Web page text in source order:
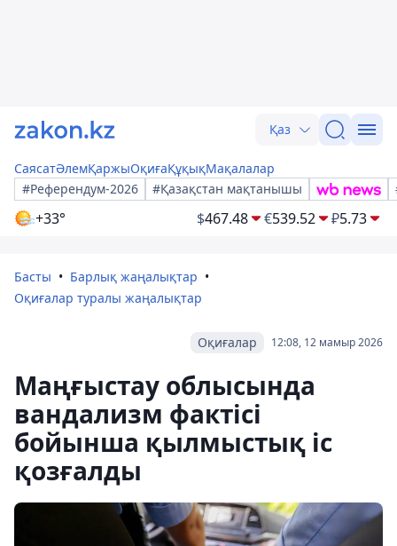
Қаз
СаясатӘлемҚаржыОқиғаҚұқықМақалалар
#Референдум-2026
#Қазақстан мақтанышы
+33° $467.48 €539.52 ₽5.73
Басты
Барлық жаңалықтар
Оқиғалар туралы жаңалықтар
12:08, 12 мамыр 2026
Оқиғалар
Маңғыстау облысында
вандализм фактісі
бойынша қылмыстық іс
қозғалды